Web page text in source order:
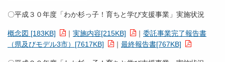
〇平成３０年度「わか杉っ子！育ちと学び支援事業」実施状況
概念図 [183KB] ｜ 実施内容[215KB] ｜ 委託事業完了報告書
（県及びモデル3市）[7617KB]
｜ 最終報告書[767KB]